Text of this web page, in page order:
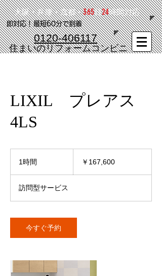
大阪・兵庫・京都・365日24時間対応
0120-406117
​即対応！最短60分で到着
​住まいのリフォームコンビニ
LIXIL プレアス
4LS
1時間 ￥167,600
訪問型サービス
今すぐ予約